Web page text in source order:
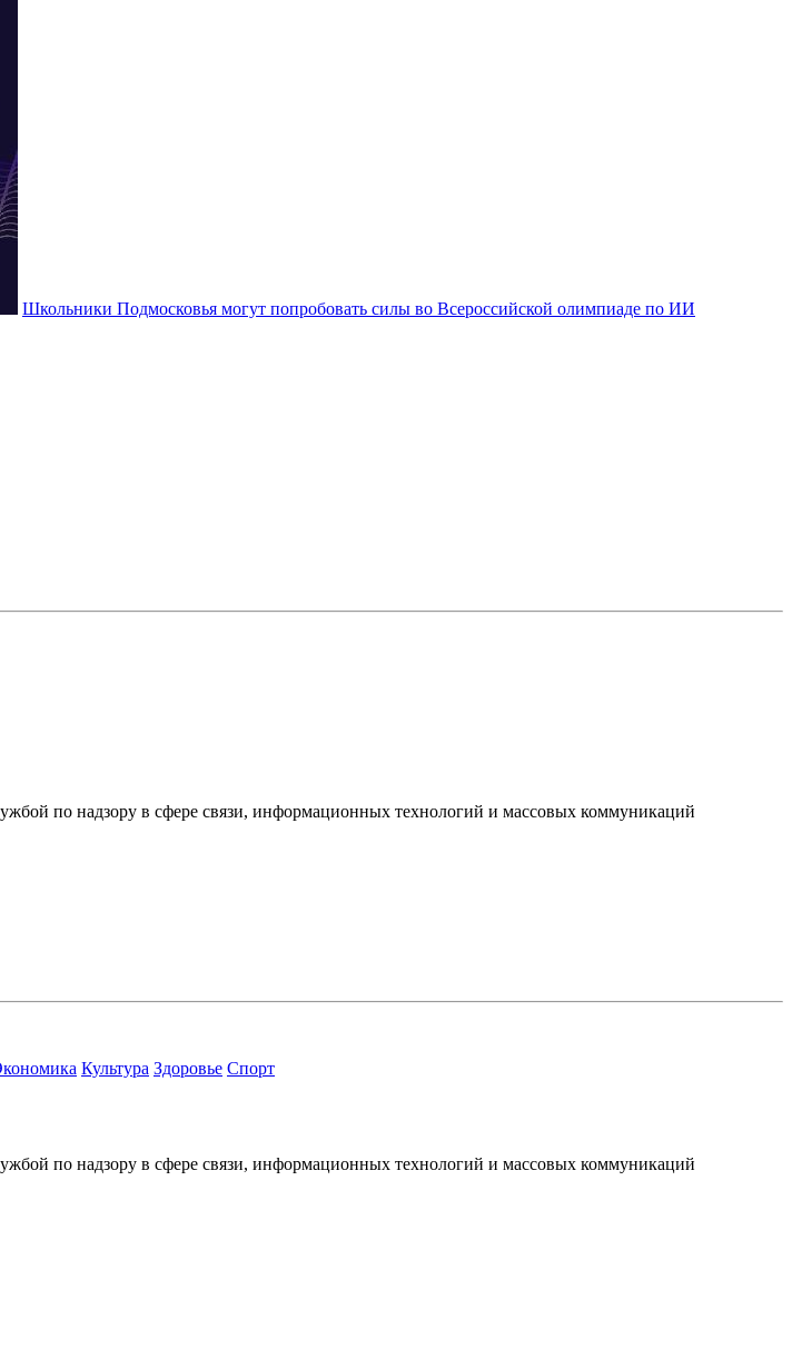
Школьники Подмосковья могут попробовать силы во Всероссийской олимпиаде по ИИ
по надзору в сфере связи, информационных технологий и массовых коммуникаций
Культура Здоровье Спорт
по надзору в сфере связи, информационных технологий и массовых коммуникаций